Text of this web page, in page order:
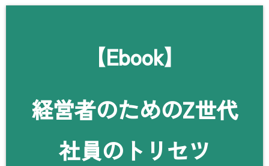
【Ebook】
経営者のためのZ世代
社員のトリセツ